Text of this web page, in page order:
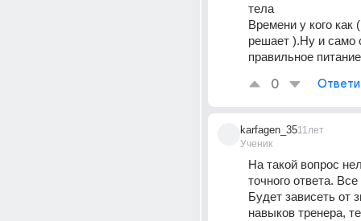
тела
Времени у кого как
решает ).Ну и само
правильное
0
karfagen_35
Ученик
11лет
На такой вопрос
точного ответа.
Будет зависеть от
навыков тренера,